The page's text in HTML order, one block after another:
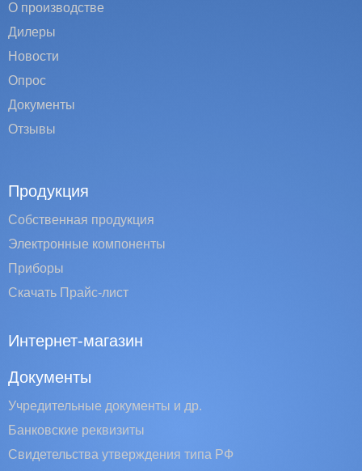
О производстве
Дилеры
Новости
Опрос
Документы
Отзывы
Продукция
Собственная продукция
Электронные компоненты
Приборы
Скачать Прайс-лист
Интернет-магазин
Документы
Учредительные документы и др.
Банковские реквизиты
Свидетельства утверждения типа РФ